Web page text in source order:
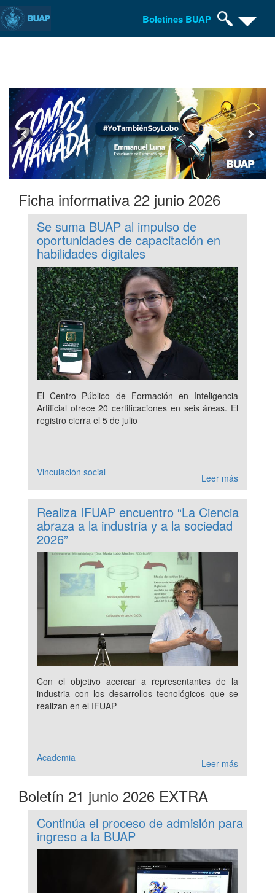
Boletines BUAP
Ficha informativa 22 junio 2026
Se suma BUAP al impulso de
oportunidades de capacitación en
habilidades digitales
El Centro Público de Formación en Inteligencia
Artificial ofrece 20 certificaciones en seis áreas. El
registro cierra el 5 de julio
Vinculación social Leer más
Realiza IFUAP encuentro “La Ciencia
abraza a la industria y a la sociedad
2026”
Con el objetivo acercar a representantes de la
industria con los desarrollos tecnológicos que se
realizan en el IFUAP
Academia Leer más
Boletín 21 junio 2026 EXTRA
Continúa el proceso de admisión para
ingreso a la BUAP